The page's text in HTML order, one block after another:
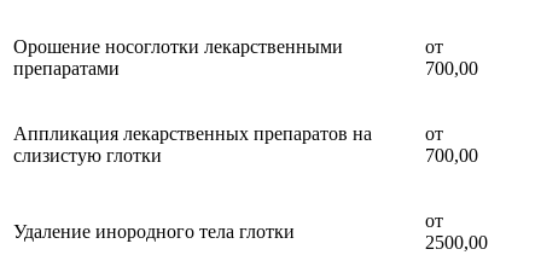
Орошение носоглотки лекарственными
препаратами
от
700,00
Аппликация лекарственных препаратов на
слизистую глотки
от
700,00
Удаление инородного тела глотки
от
2500,00